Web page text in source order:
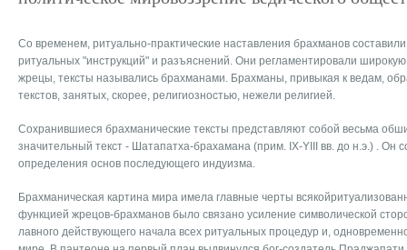
Со временем, ритуально-практические наставления брахманов
ритуальных "инструкций" и разъяснений. Они регламентировали
жрецы, тексты назывались брахманами. Брахманы, привыкая к ведам,
текстов, занятых, скорее, религиозностью, нежели религией.
Сохранившиеся брахманические тексты представляют собой весьма
значительный текст - Шатапатха-брахамана (прим. IX-YIII вв. до н.э.) .
определения основ последующего индуизма.
Брахманическая картина мира имела главные черты
функцией жрецов-брахманов было связано усиление символической
лавного действующего начала всех ритуальных процедур и,